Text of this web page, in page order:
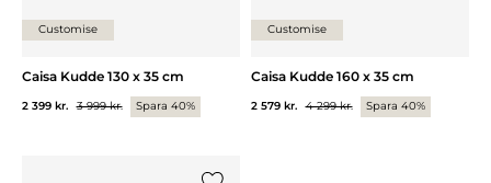
Customise
Caisa Kudde 130 x 35 cm
2 399 kr. 3 999 kr. Spara 40%
Customise
Caisa Kudde 160 x 35 cm
2 579 kr. 4 299 kr. Spara 40%